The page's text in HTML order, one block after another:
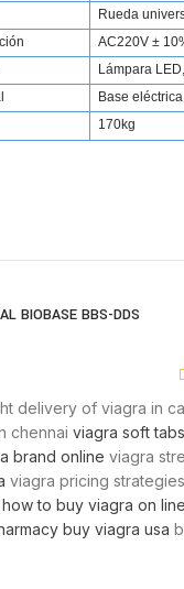
Rueda
AC220V ±
Lámpara LED,
Base
170kg
BIOBASE BBS-DDS
delivery of viagra in
chennai viagra soft tabs
brand online viagra
viagra pricing strategies
how to buy viagra on line
buy viagra usa